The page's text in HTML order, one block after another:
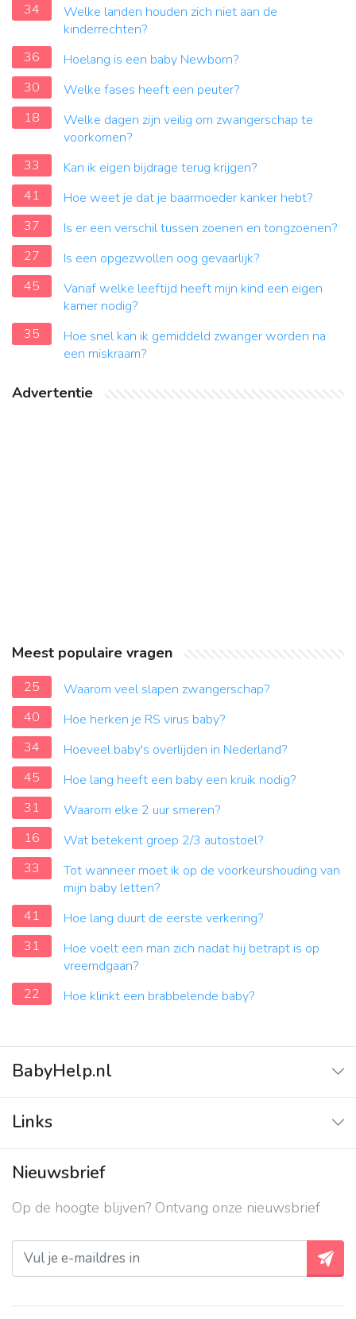
34
Welke landen houden zich niet aan de
kinderrechten?
36
Hoelang is een baby Newborn?
30
Welke fases heeft een peuter?
18
Welke dagen zijn veilig om zwangerschap te
voorkomen?
33
Kan ik eigen bijdrage terug krijgen?
41
Hoe weet je dat je baarmoeder kanker hebt?
37
Is er een verschil tussen zoenen en tongzoenen?
27
Is een opgezwollen oog gevaarlijk?
45
Vanaf welke leeftijd heeft mijn kind een eigen
kamer nodig?
35
Hoe snel kan ik gemiddeld zwanger worden na
een miskraam?
Advertentie
Meest populaire vragen
25
Waarom veel slapen zwangerschap?
40
Hoe herken je RS virus baby?
34
Hoeveel baby's overlijden in Nederland?
45
Hoe lang heeft een baby een kruik nodig?
31
Waarom elke 2 uur smeren?
16
Wat betekent groep 2/3 autostoel?
33
Tot wanneer moet ik op de voorkeurshouding van
mijn baby letten?
41
Hoe lang duurt de eerste verkering?
31
Hoe voelt een man zich nadat hij betrapt is op
vreemdgaan?
22
Hoe klinkt een brabbelende baby?
BabyHelp.nl
Vraag & Antwoord
Links
Contact
Over ons
Privacy beleid
Nieuwsbrief
Op de hoogte blijven? Ontvang onze nieuwsbrief